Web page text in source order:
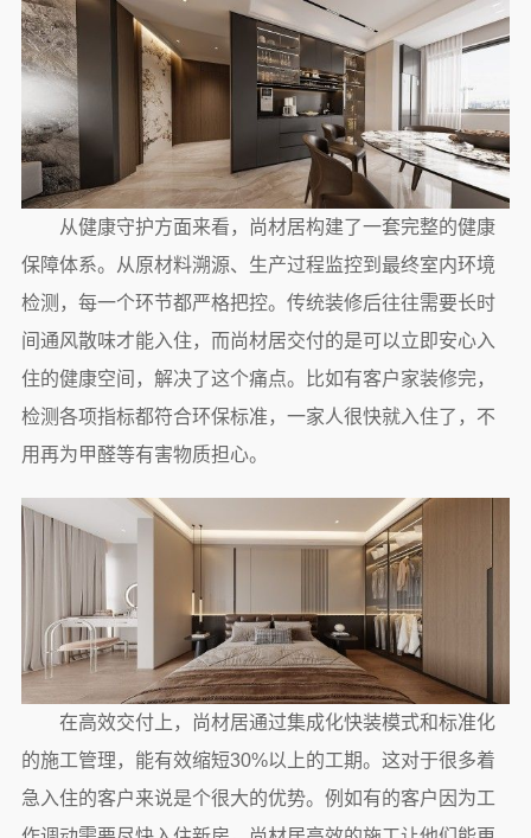
从健康守护方面来看，尚材居构建了一套完整的健康
保障体系。从原材料溯源、生产过程监控到最终室内环境
检测，每一个环节都严格把控。传统装修后往往需要长时
间通风散味才能入住，而尚材居交付的是可以立即安心入
住的健康空间，解决了这个痛点。比如有客户家装修完，
检测各项指标都符合环保标准，一家人很快就入住了，不
用再为甲醛等有害物质担心。
在高效交付上，尚材居通过集成化快装模式和标准化
的施工管理，能有效缩短30%以上的工期。这对于很多着
急入住的客户来说是个很大的优势。例如有的客户因为工